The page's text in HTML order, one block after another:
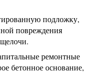
подложку,
повреждения
ремонтные
бетонное основание,